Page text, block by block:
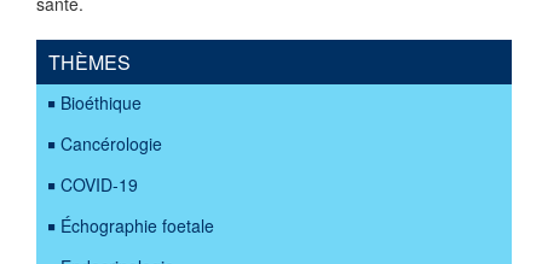
THÈMES
Bioéthique
Cancérologie
COVID-19
Échographie foetale